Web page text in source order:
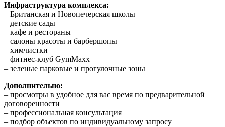
Инфраструктура комплекса:
– Британская и Новопечерская школы
– детские сады
– кафе и рестораны
– салоны красоты и барбершопы
– химчистки
– фитнес-клуб GymMaxx
– зеленые парковые и прогулочные зоны
Дополнительно:
– просмотры в удобное для вас время по предварительной
договоренности
– профессиональная консультация
– подбор объектов по индивидуальному запросу